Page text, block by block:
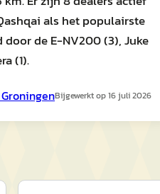
als het populairste
de E-NV200 (3), Juke
(1).
GroningenBijgewerkt op16 juli 2026